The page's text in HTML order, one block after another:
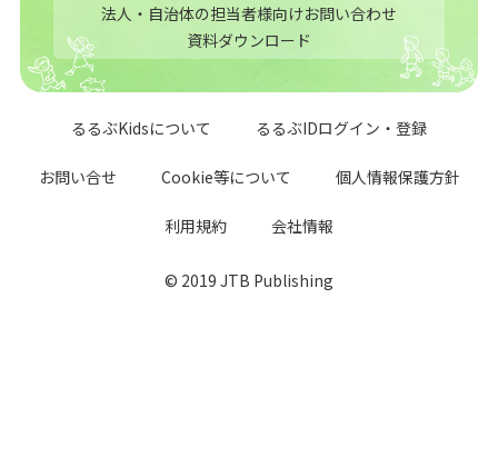
法人・自治体の担当者様向けお問い合わせ
資料ダウンロード
るるぶKidsについて るるぶIDログイン・登録
お問い合せ Cookie等について 個人情報保護方針
利用規約 会社情報
© 2019 JTB Publishing